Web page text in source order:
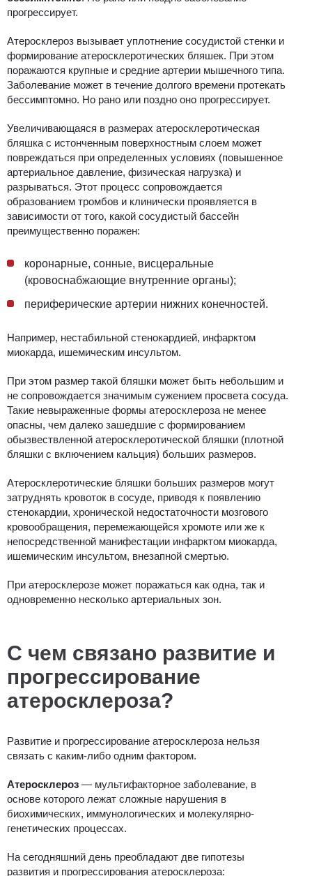
прогрессирует.
Атеросклероз вызывает уплотнение сосудистой стенки и
формирование атеросклеротических бляшек. При этом
поражаются крупные и средние артерии мышечного типа.
Заболевание может в течение долгого времени протекать
бессимптомно. Но рано или поздно оно прогрессирует.
Увеличивающаяся в размерах атеросклеротическая
бляшка с истонченным поверхностным слоем может
повреждаться при определенных условиях (повышенное
артериальное давление, физическая нагрузка) и
разрываться. Этот процесс сопровождается
образованием тромбов и клинически проявляется в
зависимости от того, какой сосудистый бассейн
преимущественно поражен:
коронарные, сонные, висцеральные
(кровоснабжающие внутренние органы);
периферические артерии нижних конечностей.
Например, нестабильной стенокардией, инфарктом
миокарда, ишемическим инсультом.
При этом размер такой бляшки может быть небольшим и
не сопровождается значимым сужением просвета сосуда.
Такие невыраженные формы атеросклероза не менее
опасны, чем далеко зашедшие с формированием
обызвествленной атеросклеротической бляшки (плотной
бляшки с включением кальция) больших размеров.
Атеросклеротические бляшки больших размеров могут
затруднять кровоток в сосуде, приводя к появлению
стенокардии, хронической недостаточности мозгового
кровообращения, перемежающейся хромоте или же к
непосредственной манифестации инфарктом миокарда,
ишемическим инсультом, внезапной смертью.
При атеросклерозе может поражаться как одна, так и
одновременно несколько артериальных зон.
С чем связано развитие и
прогрессирование
атеросклероза?
Развитие и прогрессирование атеросклероза нельзя
связать с каким-либо одним фактором.
Атеросклероз — мультифакторное заболевание, в
основе которого лежат сложные нарушения в
биохимических, иммунологических и молекулярно-
генетических процессах.
На сегодняшний день преобладают две гипотезы
развития и прогрессирования атеросклероза: